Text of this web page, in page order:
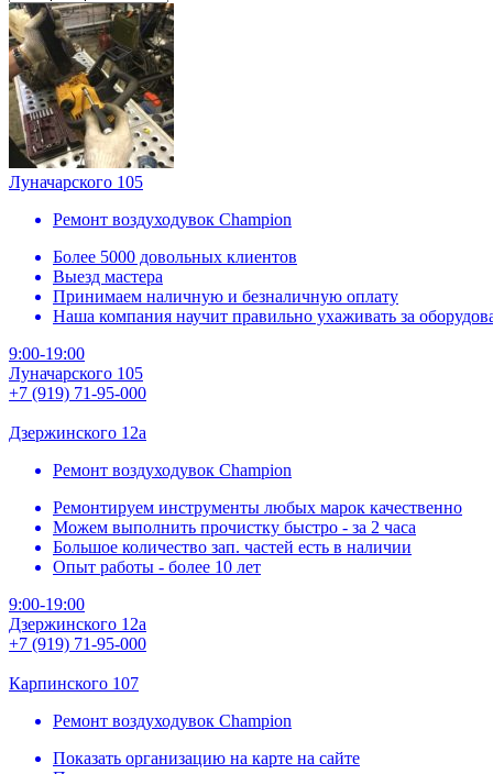
Луначарского 105
Ремонт воздуходувок Champion
Более 5000 довольных клиентов
Выезд мастера
Принимаем наличную и безналичную оплату
Наша компания научит правильно ухаживать за
9:00-19:00
Луначарского 105
+7 (919) 71-95-000
Дзержинского 12а
Ремонт воздуходувок Champion
Ремонтируем инструменты любых марок качественно
Можем выполнить прочистку быстро - за 2 часа
Большое количество зап. частей есть в наличии
Опыт работы - более 10 лет
9:00-19:00
Дзержинского 12а
+7 (919) 71-95-000
Карпинского 107
Ремонт воздуходувок Champion
Показать организацию на карте на сайте